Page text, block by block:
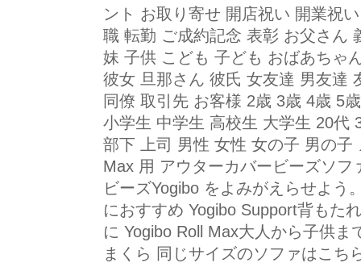
ント お取り寄せ 開店祝い 開業祝
職 転勤 ご成約記念 表彰 お父さん
妹 子供 こども 子ども おばあちゃ
彼女 旦那さん 彼氏 女友達 男友達
同僚 取引先 お客様 2歳 3歳 4歳 5
小学生 中学生 高校生 大学生 20代
部下 上司 男性 女性 女の子 男の子
Max 用 アウターカバービーズソ
ビーズYogibo をよみがえらせよう
におすすめ Yogibo Support背もた
に Yogibo Roll Max大人から子供
まくら 同じサイズのソファはこち